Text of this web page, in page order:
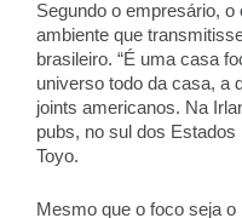
Segundo o empresário,
ambiente que
brasileiro. “É uma casa
universo todo da casa, a
joints americanos. Na
pubs, no sul dos
Toyo.
Mesmo que o foco seja